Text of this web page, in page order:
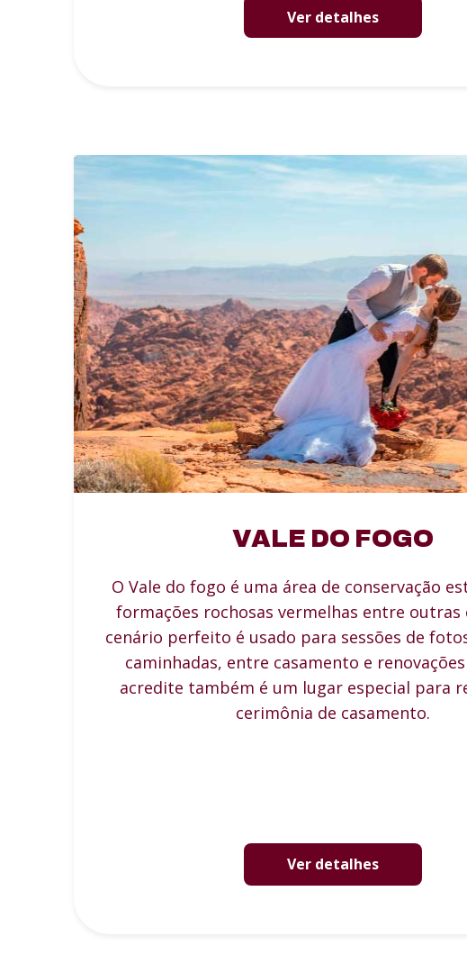
Ver detalhes
VALE DO FOGO
O Vale do fogo é uma área de conservação
formações rochosas vermelhas entre outras
cenário perfeito é usado para sessões de
caminhadas, entre casamento e
acredite também é um lugar especial para
cerimônia de casamento.
Ver detalhes